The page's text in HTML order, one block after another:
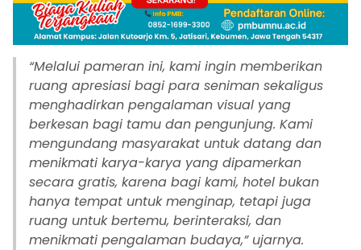
“Melalui pameran ini, kami ingin memberikan
ruang apresiasi bagi para seniman sekaligus
menghadirkan pengalaman visual yang
berkesan bagi tamu dan pengunjung. Kami
mengundang masyarakat untuk datang dan
menikmati karya-karya yang dipamerkan
secara gratis, karena bagi kami, hotel bukan
hanya tempat untuk menginap, tetapi juga
ruang untuk bertemu, berinteraksi, dan
menikmati pengalaman budaya,” ujarnya.